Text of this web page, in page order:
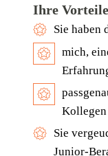
Ihre Vorteile
Sie haben
mich,
Kollegen
Sie
Junior-